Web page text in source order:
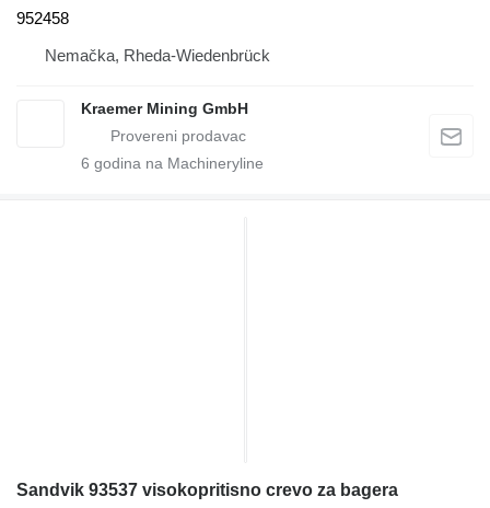
952458
Nemačka, Rheda-Wiedenbrück
Kraemer Mining GmbH
6 godina na Machineryline
Sandvik 93537 visokopritisno crevo za bagera